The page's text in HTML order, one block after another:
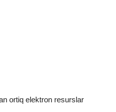
ortiq elektron resurslar